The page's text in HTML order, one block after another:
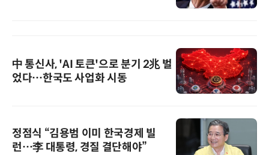
中 통신사, 'AI 토큰'으로 분기 2兆 벌
었다…한국도 사업화 시동
정점식 “김용범 이미 한국경제 빌
런…李 대통령, 경질 결단해야”